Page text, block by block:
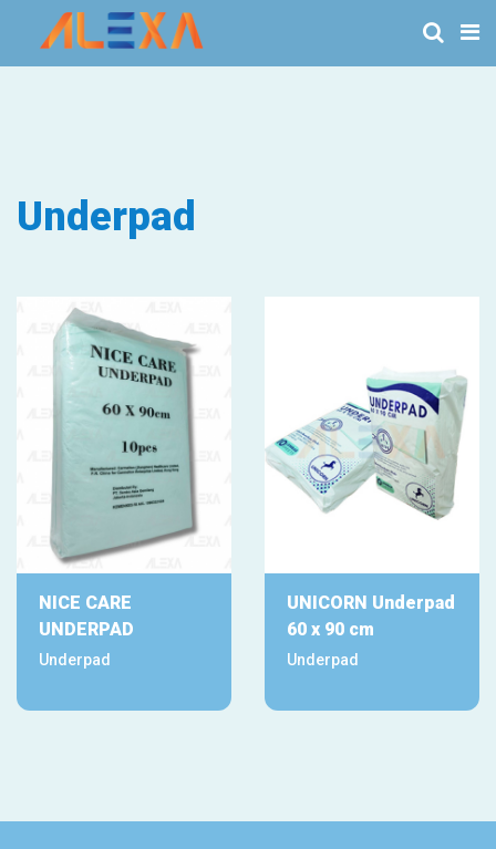
Underpad
NICE CARE
UNDERPAD
Underpad
UNICORN Underpad
60 x 90 cm
Underpad